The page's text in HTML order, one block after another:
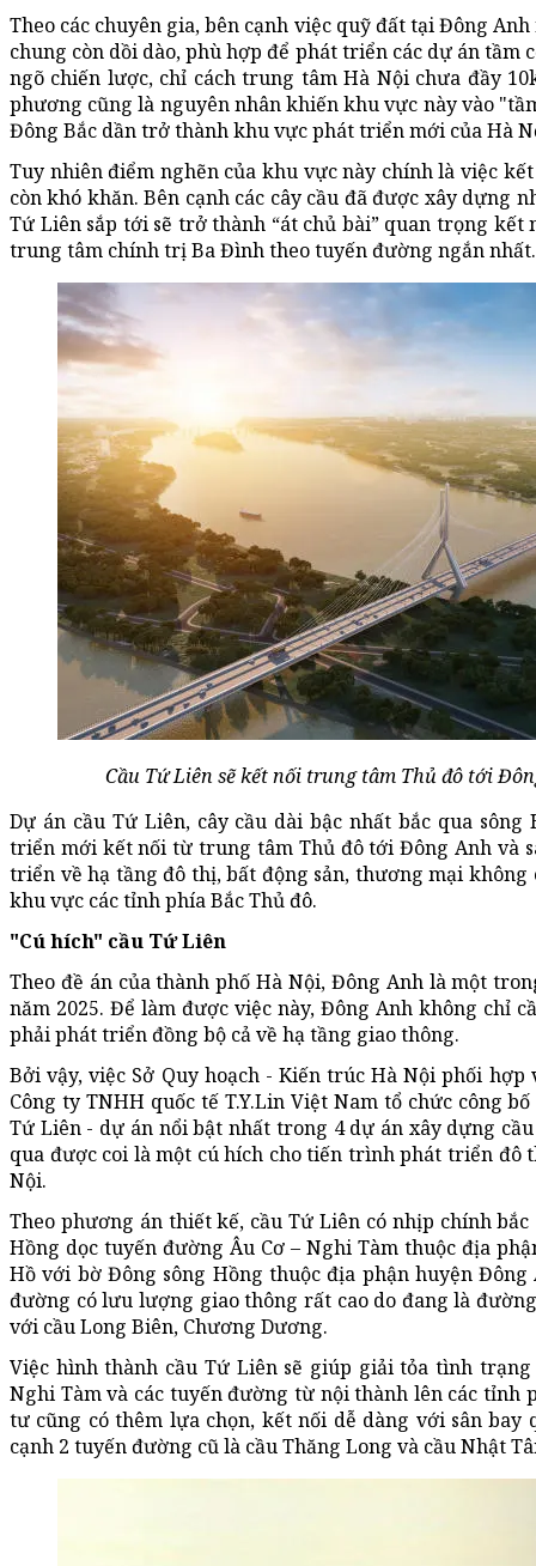
Theo các chuyên gia, bên cạnh việc quỹ đất tại Đông
chung còn dồi dào, phù hợp để phát triển các dự án tầm
ngõ chiến lược, chỉ cách trung tâm Hà Nội chưa đầy
phương cũng là nguyên nhân khiến khu vực này vào
Đông Bắc dần trở thành khu vực phát triển mới của Hà
Tuy nhiên điểm nghẽn của khu vực này chính là việc
còn khó khăn. Bên cạnh các cây cầu đã được xây dựng
Tứ Liên sắp tới sẽ trở thành “át chủ bài” quan trọng
trung tâm chính trị Ba Đình theo tuyến đường ngắn nhất.
Cầu Tứ Liên sẽ kết nối trung tâm Thủ đô tới
Dự án cầu Tứ Liên, cây cầu dài bậc nhất bắc qua
triển mới kết nối từ trung tâm Thủ đô tới Đông Anh và
triển về hạ tầng đô thị, bất động sản, thương mại
khu vực các tỉnh phía Bắc Thủ đô.
"Cú hích" cầu Tứ Liên
Theo đề án của thành phố Hà Nội, Đông Anh là một
năm 2025. Để làm được việc này, Đông Anh không chỉ
phải phát triển đồng bộ cả về hạ tầng giao thông.
Bởi vậy, việc Sở Quy hoạch - Kiến trúc Hà Nội phối
Công ty TNHH quốc tế T.Y.Lin Việt Nam tổ chức công
Tứ Liên - dự án nổi bật nhất trong 4 dự án xây dựng
qua được coi là một cú hích cho tiến trình phát triển đô
Nội.
Theo phương án thiết kế, cầu Tứ Liên có nhịp chính
Hồng dọc tuyến đường Âu Cơ – Nghi Tàm thuộc địa
Hồ với bờ Đông sông Hồng thuộc địa phận huyện
đường có lưu lượng giao thông rất cao do đang là
với cầu Long Biên, Chương Dương.
Việc hình thành cầu Tứ Liên sẽ giúp giải tỏa tình
Nghi Tàm và các tuyến đường từ nội thành lên các tỉnh
tư cũng có thêm lựa chọn, kết nối dễ dàng với sân
cạnh 2 tuyến đường cũ là cầu Thăng Long và cầu Nhật